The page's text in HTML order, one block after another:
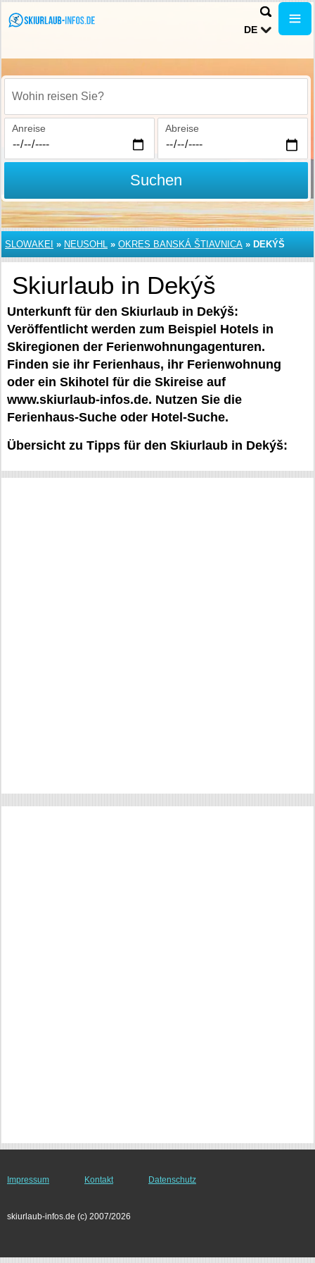
DE
Wohin reisen Sie?
Anreise Abreise
Suchen
SLOWAKEI » NEUSOHL » OKRES BANSKÁ ŠTIAVNICA » DEKÝŠ
Skiurlaub in Dekýš
Unterkunft für den Skiurlaub in Dekýš:
Veröffentlicht werden zum Beispiel Hotels in
Skiregionen der Ferienwohnungagenturen.
Finden sie ihr Ferienhaus, ihr Ferienwohnung
oder ein Skihotel für die Skireise auf
www.skiurlaub-infos.de. Nutzen Sie die
Ferienhaus-Suche oder Hotel-Suche.
Übersicht zu Tipps für den Skiurlaub in Dekýš:
Impressum Kontakt Datenschutz
skiurlaub-infos.de (c) 2007/2026